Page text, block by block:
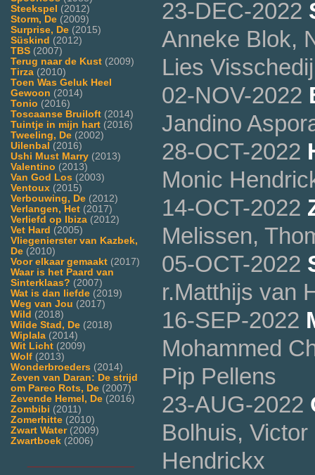
Steekspel (2012)
Storm, De (2009)
Surprise, De (2015)
Süskind (2012)
TBS (2007)
Terug naar de Kust (2009)
Tirza (2010)
Toen Was Geluk Heel
Gewoon (2014)
Tonio (2016)
Toscaanse Bruiloft (2014)
Tuintje in mijn hart (2016)
Tweeling, De (2002)
Uilenbal (2016)
Ushi Must Marry (2013)
Valentino (2013)
Van God Los (2003)
Ventoux (2015)
Verbouwing, De (2012)
Verlangen, Het (2017)
Verliefd op Ibiza (2012)
Vet Hard (2005)
Vliegenierster van Kazbek,
De (2010)
Voor elkaar gemaakt (2017)
Waar is het Paard van
Sinterklaas? (2007)
Wat is dan liefde (2019)
Weg van Jou (2017)
Wild (2018)
Wilde Stad, De (2018)
Wiplala (2014)
Wit Licht (2009)
Wolf (2013)
Wonderbroeders (2014)
Zeven van Daran: De strijd
om Pareo Rots, De (2007)
Zevende Hemel, De (2016)
Zombibi (2011)
Zomerhitte (2010)
Zwart Water(2009)
Zwartboek (2006)
23-DEC-2022
Anneke Blok,
Lies
02-NOV-2022
Jandino
28-OCT-2022
Monic
14-OCT-2022
Melissen,
05-OCT-2022
r.Matthijs van
16-SEP-2022
Mohammed
Pip Pellens
23-AUG-2022
Bolhuis,
Hendrickx